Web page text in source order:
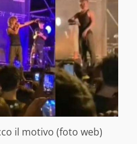
il motivo (foto web)